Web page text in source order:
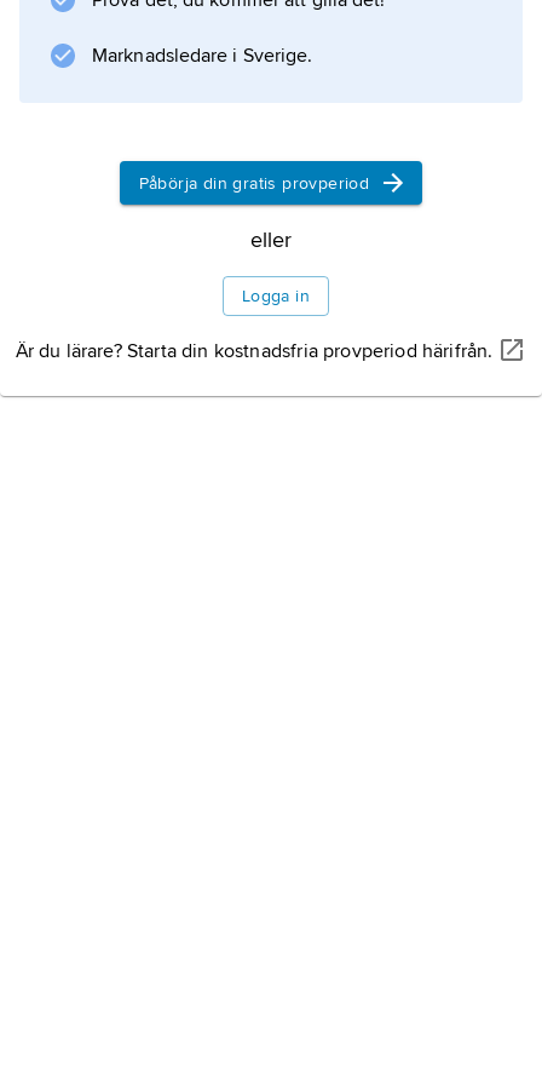
Marknadsledare i Sverige.
Påbörja din gratis provperiod
eller
Logga in
Är du lärare? Starta din kostnadsfria provperiod härifrån.